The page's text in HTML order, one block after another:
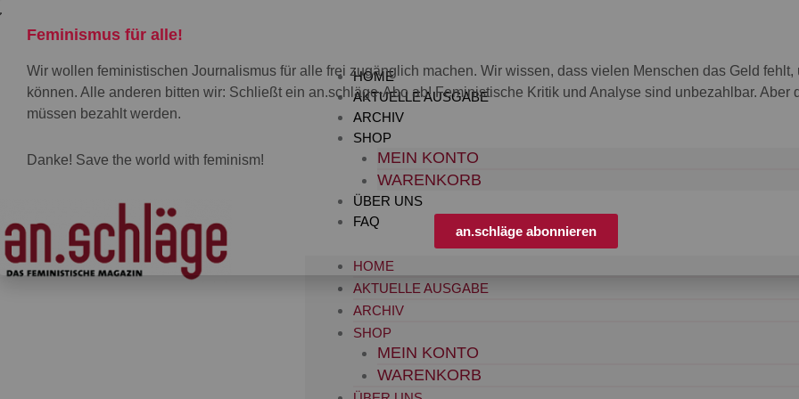
Zum
Inhalt
HOME
AKTUELLE AUSGABE
ARCHIV
SHOP
MEIN KONTO
WARENKORB
ÜBER UNS
FAQ
HOME
AKTUELLE AUSGABE
ARCHIV
SHOP
MEIN KONTO
WARENKORB
Feminismus für alle!
Wir wollen feministischen Journalismus für alle frei zugänglich machen. Wir wissen, dass vielen Menschen das Geld
können. Alle anderen bitten wir: Schließt ein an.schläge-Abo ab! Feministische Kritik und Analyse sind unbezahlbar. Aber
müssen bezahlt werden.
Danke! Save the world with feminism!
an.schläge abonnieren